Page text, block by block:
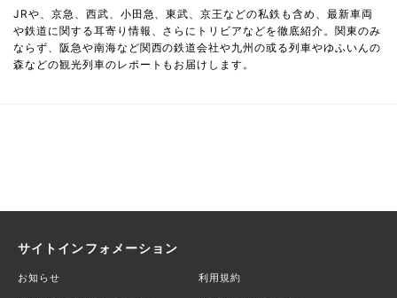
JRや、京急、西武、小田急、東武、京王などの私鉄も含め、最新車両
や鉄道に関する耳寄り情報、さらにトリビアなどを徹底紹介。関東のみ
ならず、阪急や南海など関西の鉄道会社や九州の或る列車やゆふいんの
森などの観光列車のレポートもお届けします。
サイトインフォメーション
お知らせ 利用規約